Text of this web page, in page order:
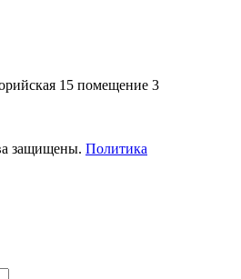
15 помещение 3
защищены. Политика